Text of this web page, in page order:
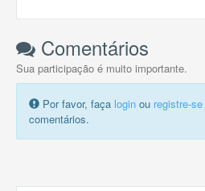
Comentários
Sua participação é muito importante.
Por favor, faça login ou registre-se
comentários.